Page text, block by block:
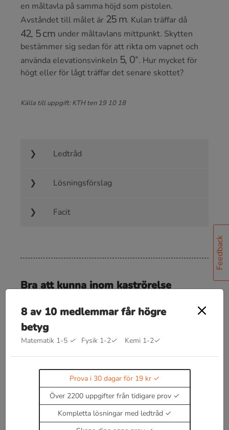
Feedback
en måltavla på samma höjd som pistolen.
Avståndet till målet är
25 m
. Kulan träffar då
42,5 cm
under måltavlans mittpunkt. Skytten
bestämmer sig sedan för att rikta om vapnet och
använda elevationsvinkeln
5,0∘
. Hur mycket för
högt eller för lågt träffar det senare skottet?
Källa till uppgift: KTH ten 19 10 18
Ledtråd
Lösningsförslag
Facit
Bra att kunna inom kaströrelse
vx =v 0cosα
vy=v0sin
sinα−gt22
Höjden över marken
8 av 10 medlemmar får högre
betyg
Matematik 1-5 ✓ Fysik 1-2✓ Kemi 1-2✓
Prova i 30 dagar för 19 kr
Över 2200 uppgifter från tidigare prov
Kompletta lösningar med ledtråd